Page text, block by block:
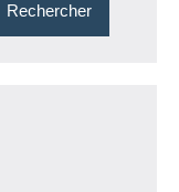
Rechercher